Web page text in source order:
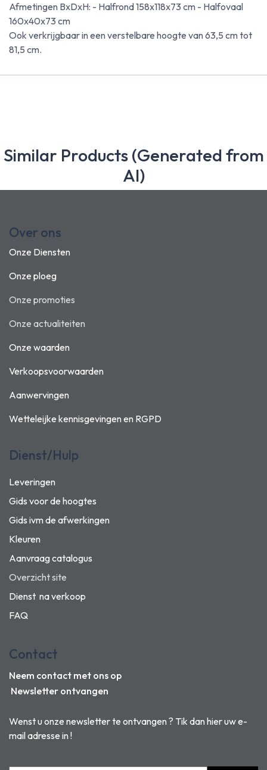
Afmetingen BxDxH: - Halfrond 158x118x73 cm - Halfovaal
160x40x73 cm
Ook verkrijgbaar in een verstelbare hoogte van 63,5 cm tot
81,5 cm.
Similar Products (Generated from
AI)
Over ons
Onze Diensten
Onze ploeg
Onze promoties
Onze actualiteiten
Onze waarden
Verkoopsvoorwaarden
Aanwervingen
Wetteleijke kennisgevingen en RGPD
Dienst/Hulp
Leveringen
Gids voor de hoogtes
Gids ivm de afwerkingen
Kleuren
Aanvraag catalogus
Overzicht site
Dienst na verkoop
FAQ
Wenst u onze newsletter te ontvangen ? Tik dan hier uw e-
mail adresse in !
Contact
Neem contact met ons op
Newsletter ontvangen